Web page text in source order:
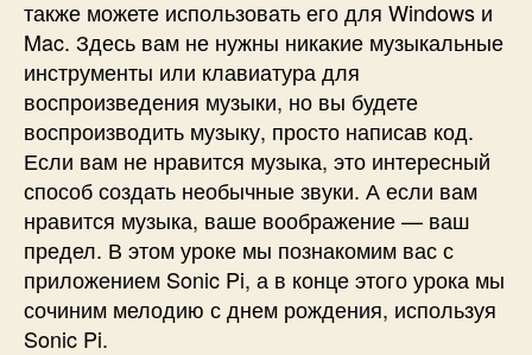
н
а
R
a
s
b
e
r
r
y
P
также можете использовать его для Windows и
Mac. Здесь вам не нужны никакие музыкальные
инструменты или клавиатура для
воспроизведения музыки, но вы будете
воспроизводить музыку, просто написав код.
Если вам не нравится музыка, это интересный
способ создать необычные звуки. А если вам
нравится музыка, ваше воображение — ваш
предел. В этом уроке мы познакомим вас с
приложением Sonic Pi, а в конце этого урока мы
сочиним мелодию с днем ​​​​рождения, используя
Sonic Pi.